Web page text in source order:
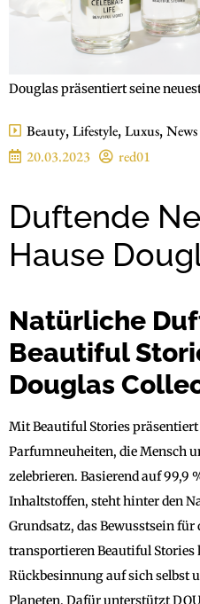
Douglas präsentiert seine
Beauty, Lifestyle, Luxus, News
20.03.2023
red01
Duftende
Hause
Natürliche
Beautiful
Douglas
Mit Beautiful Stories präsentiert
Parfumneuheiten, die Mensch
zelebrieren. Basierend auf 99,9
Inhaltstoffen, steht hinter den
Grundsatz, das Bewusstsein für
transportieren Beautiful
Rückbesinnung auf sich selbst
Planeten. Dafür unterstützt